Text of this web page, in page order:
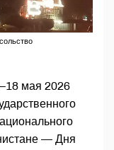
мая 2026
— Дня